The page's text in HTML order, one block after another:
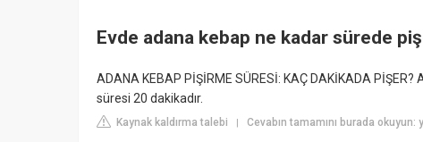
Evde adana kebap ne kadar sürede
ADANA KEBAP PİŞİRME SÜRESİ: KAÇ DAKİKADA
süresi 20 dakikadır.
Kaynak kaldırma talebi | Cevabın tamamını burada